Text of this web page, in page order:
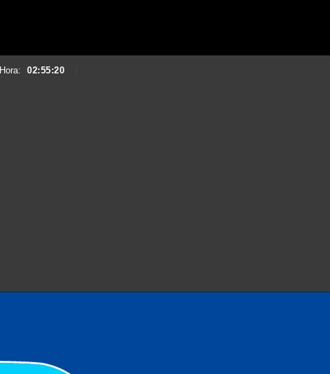
Hora: 02:55:21